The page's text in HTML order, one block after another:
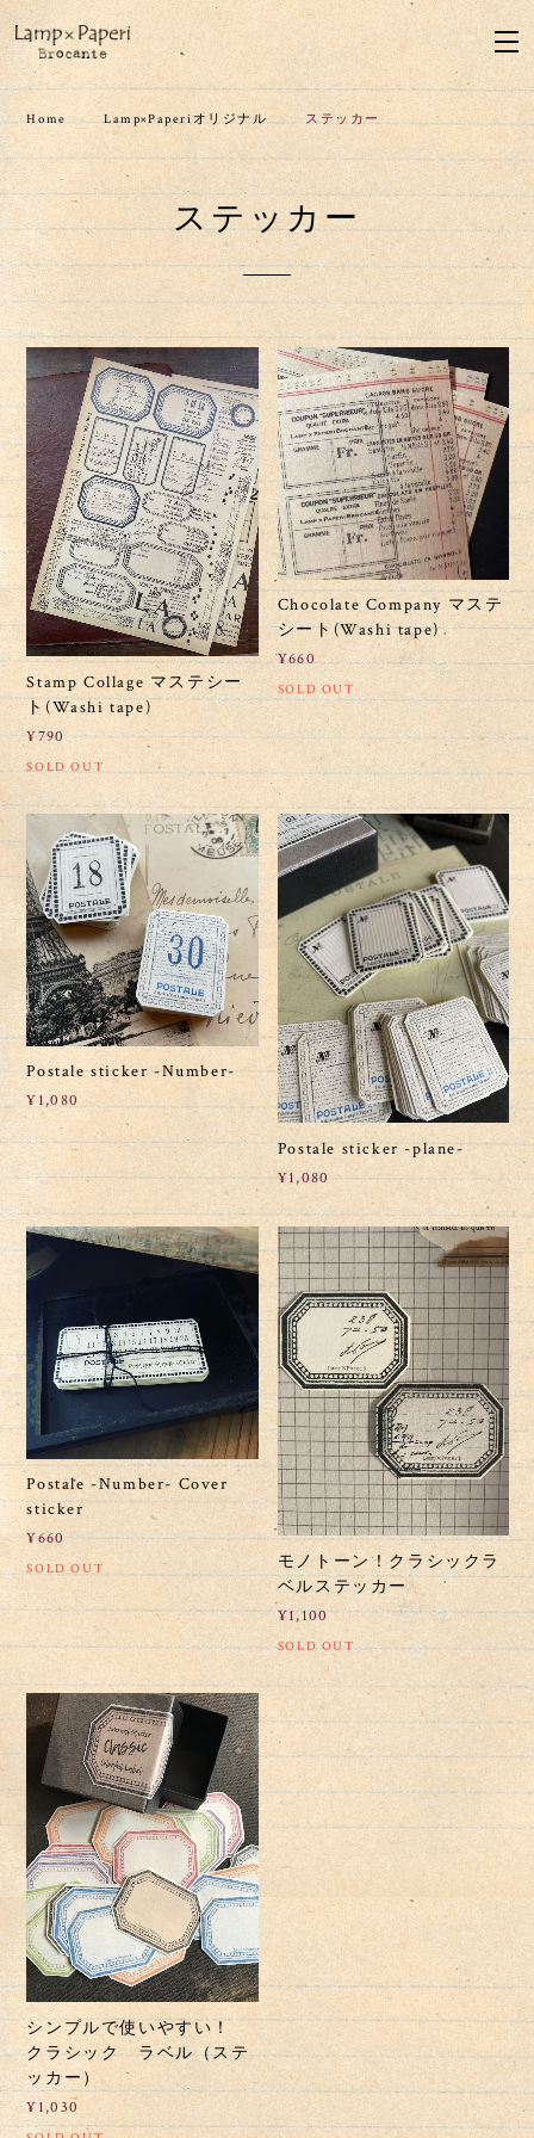
Home Lamp×Paperiオリジナル ステッカー
ステッカー
Stamp Collage マステシー
ト(Washi tape)
¥790
SOLD OUT
Chocolate Company マステ
シート(Washi tape)
¥660
SOLD OUT
Postale sticker -Number-
¥1,080
Postale sticker -plane-
¥1,080
Postale -Number- Cover
sticker
¥660
SOLD OUT
モノトーン！クラシックラ
ベルステッカー
¥1,100
SOLD OUT
シンプルで使いやすい！
クラシック ラベル（ステ
ッカー）
¥1,030